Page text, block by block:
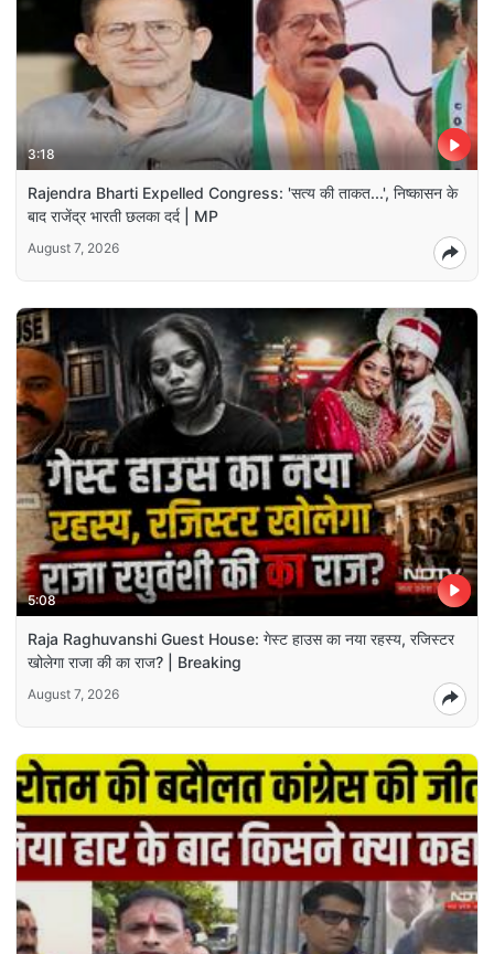
3:18
Rajendra Bharti Expelled Congress: 'सत्य की ताकत...', निष्कासन के
बाद राजेंद्र भारती छलका दर्द | MP
August 7, 2026
5:08
Raja Raghuvanshi Guest House: गेस्ट हाउस का नया रहस्य, रजिस्टर
खोलेगा राजा की का राज? | Breaking
August 7, 2026